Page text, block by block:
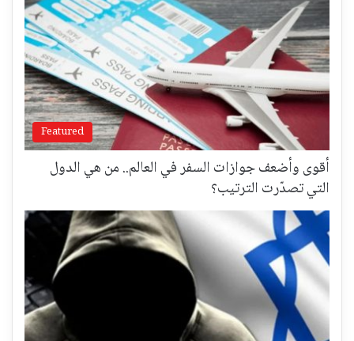
Featured
أقوى وأضعف جوازات السفر في العالم.. من هي الدول
التي تصدّرت الترتيب؟